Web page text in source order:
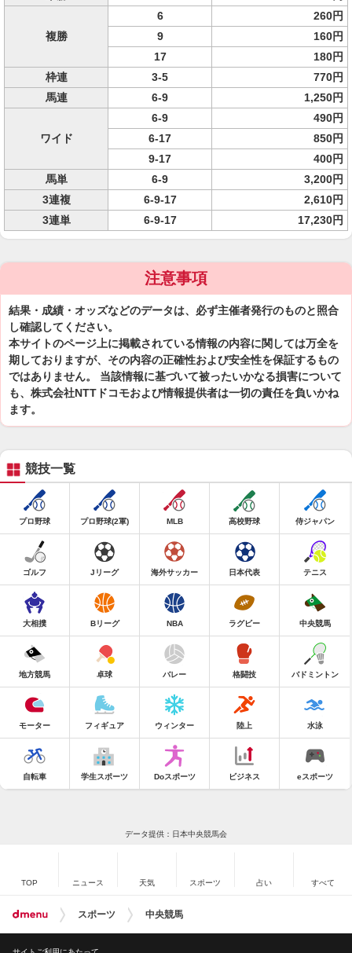
複勝
6
260円
9
160円
17
180円
枠連
3-5
770円
馬連
6-9 1,250円
ワイド
6-9
490円
6-17
850円
9-17
400円
馬単
6-9
3,200円
3連複
6-9-17
2,610円
3連単
6-9-17 17,230円
注意事項
結果・成績・オッズなどのデータは、必ず主催者発行のものと照合
し確認してください。
本サイトのページ上に掲載されている情報の内容に関しては万全を
期しておりますが、その内容の正確性および安全性を保証するもの
ではありません。 当該情報に基づいて被ったいかなる損害について
も、株式会社NTTドコモおよび情報提供者は一切の責任を負いかね
ます。
競技一覧
プロ野球 プロ野球(2軍) MLB 高校野球 侍ジャパン
ゴルフ Jリーグ 海外サッカー 日本代表 テニス
大相撲 Bリーグ NBA ラグビー 中央競馬
地方競馬 卓球 バレー 格闘技 バドミントン
モーター フィギュア ウィンター 陸上 水泳
自転車 学生スポーツ Doスポーツ ビジネス eスポーツ
データ提供：日本中央競馬会
TOP ニュース 天気 スポーツ 占い すべて
スポーツ 中央競馬